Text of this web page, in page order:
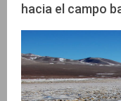
hacia el campo